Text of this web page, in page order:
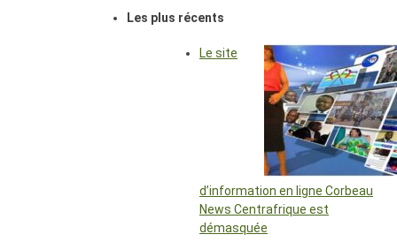
Les plus récents
Le site
d’information en ligne Corbeau
News Centrafrique est
démasquée